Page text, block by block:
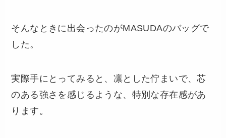
そんなときに出会ったのがMASUDAのバッグで
した。
実際手にとってみると、凛とした佇まいで、芯
のある強さを感じるような、特別な存在感があ
ります。